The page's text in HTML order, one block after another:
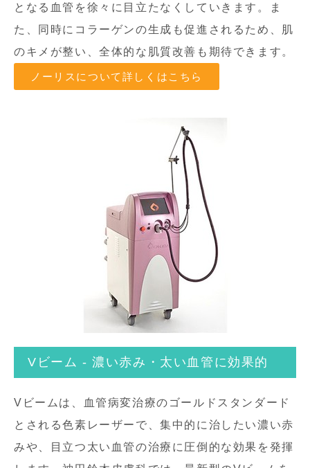
となる血管を徐々に目立たなくしていきます。ま
た、同時にコラーゲンの生成も促進されるため、肌
のキメが整い、全体的な肌質改善も期待できます。
ノーリスについて詳しくはこちら
Vビーム - 濃い赤み・太い血管に効果的
Vビームは、血管病変治療のゴールドスタンダード
とされる色素レーザーで、集中的に治したい濃い赤
みや、目立つ太い血管の治療に圧倒的な効果を発揮